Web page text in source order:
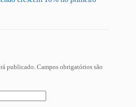
publicado. Campos obrigatórios são